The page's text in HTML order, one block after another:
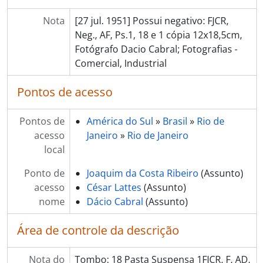
Nota
[27 jul. 1951] Possui negativo: FJCR,
Neg., AF, Ps.1, 18 e 1 cópia 12x18,5cm,
Fotógrafo Dacio Cabral; Fotografias -
Comercial, Industrial
Pontos de acesso
Pontos de
acesso
local
América do Sul » Brasil » Rio de
Janeiro » Rio de Janeiro
Ponto de
acesso
nome
Joaquim da Costa Ribeiro (Assunto)
César Lattes (Assunto)
Dácio Cabral (Assunto)
Área de controle da descrição
Nota do
Tombo: 18 Pasta Suspensa 1FJCR, F, AD,